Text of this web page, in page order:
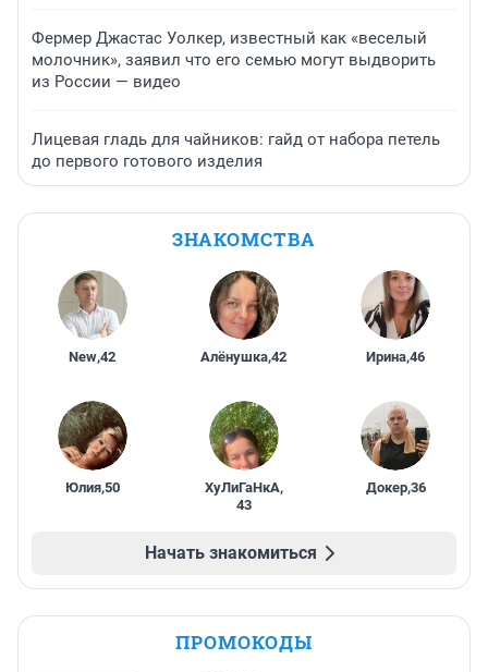
Фермер Джастас Уолкер, известный как «веселый
молочник», заявил что его семью могут выдворить
из России — видео
Лицевая гладь для чайников: гайд от набора петель
до первого готового изделия
ЗНАКОМСТВА
New,42 Алёнушка,42 Ирина,46
Юлия,50 ХуЛиГаНкА,
43
Докер,36
Начать знакомиться
ПРОМОКОДЫ